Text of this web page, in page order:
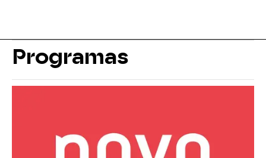
Programas